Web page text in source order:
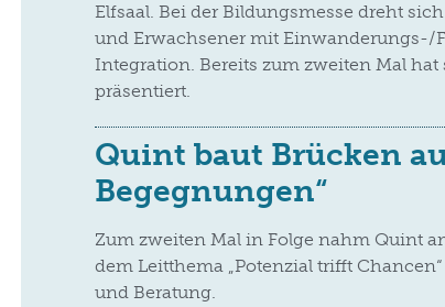
Elfsaal. Bei der Bildungsmesse dreht
und Erwachsener mit
Integration. Bereits zum zweiten Mal
präsentiert.
Quint baut Brücken
Begegnungen“
Zum zweiten Mal in Folge nahm Quint
dem Leitthema „Potenzial trifft
und Beratung.